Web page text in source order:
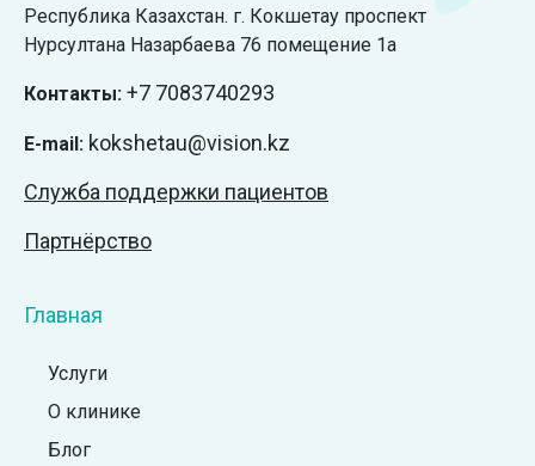
Республика Казахстан. г. Кокшетау проспект
Нурсултана Назарбаева 76 помещение 1а
Контакты: +7 7083740293
E-mail: kokshetau@vision.kz
Служба поддержки пациентов
Партнёрство
Главная
Услуги
О клинике
Блог